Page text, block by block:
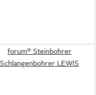
forum® Steinbohrer
Schlangenbohrer LEWIS